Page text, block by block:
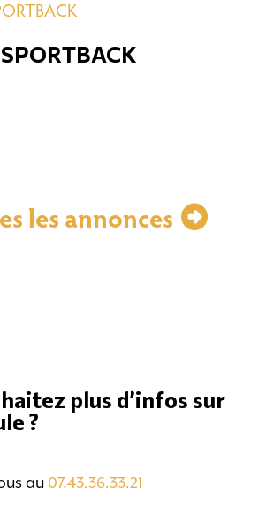
les annonces
plus d’infos sur
?
au 07.43.36.33.21